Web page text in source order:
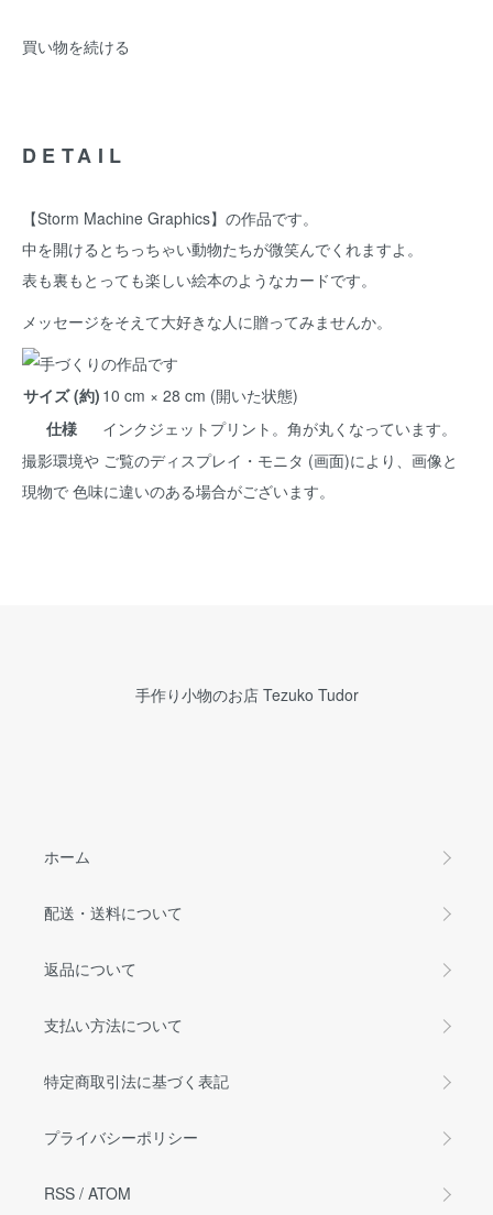
買い物を続ける
DETAIL
【Storm Machine Graphics】の作品です。
中を開けるとちっちゃい動物たちが微笑んでくれますよ。
表も裏もとっても楽しい絵本のようなカードです。
メッセージをそえて大好きな人に贈ってみませんか。
サイズ (約) 10 cm × 28 cm (開いた状態)
仕様
インクジェットプリント。角が丸くなっています。
撮影環境や ご覧のディスプレイ・モニタ (画面)により、画像と
現物で 色味に違いのある場合がございます。
手作り小物のお店 Tezuko Tudor
ホーム
配送・送料について
返品について
支払い方法について
特定商取引法に基づく表記
プライバシーポリシー
RSS / ATOM